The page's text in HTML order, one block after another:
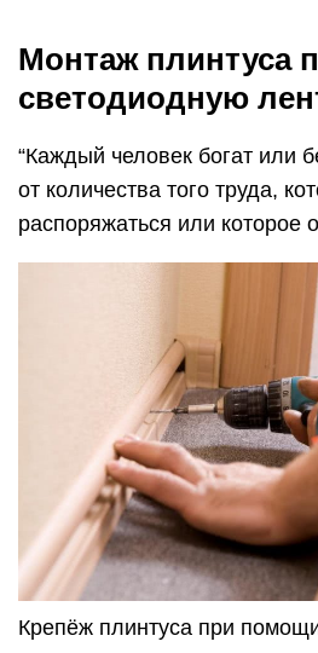
градусов. Осуществляется
Путем крепления на
https://youtube.com/
Первый способ более
нам потребуется
шуруповёрт, стусло, хорошая
карандаш и ножовка. В
произведите замеры. Затем
ножовкой. Крепится плинтус
Плинтус необходимо
Снимите рассеиватель
приложите отрезанный
место будущих креплений и
отверстия. Далее забейте